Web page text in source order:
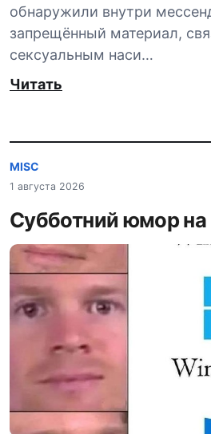
обнаружили внутри
запрещённый материал,
сексуальным наси…
Читать
MISC
1 августа 2026
Субботний юмор на